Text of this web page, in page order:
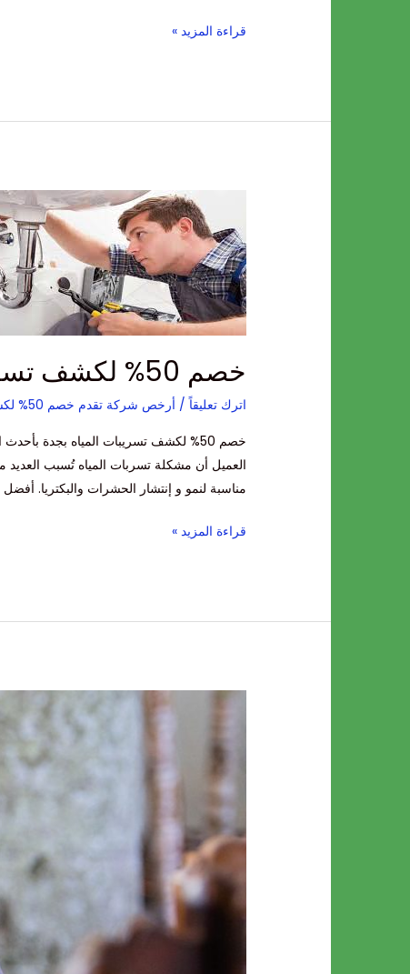
قراءة المزيد »
خصم 50% لكشف تسربات المياه بجدة
اترك تعليقاً / أرخص شركة تقدم خصم 50% لكشف تسريبات المياه
خصم 50% لكشف تسريبات المياه
العميل أن مشكلة تسربات المياه تُسبب العديد
مناسبة لنمو و إنتشار الحشرات والبكتريا.
50%
لكشف
تسربات
المياه
بجدة
قراءة المزيد »
أفضل
كشف
تسربات
المياه
بجدة